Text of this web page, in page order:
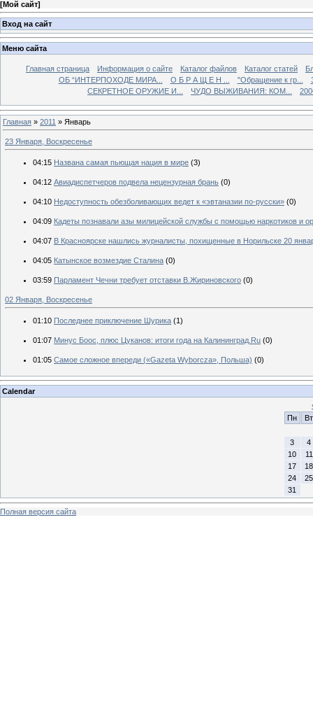
[Мой сайт]
Вход на сайт
Меню сайта
Главная страница Информация о сайте Каталог файлов Каталог статей
ОБ “ИНТЕРПОХОДЕ МИРА...
О Б Р А Щ Е Н ... "Обращение к гр...
СЕКРЕТНОЕ ОРУЖИЕ И...
ЧУДО ВЫЖИВАНИЯ: КОМ...
Главная » 2011 » Январь
23 Января, Воскресенье
04:15 Названа самая пьющая нация в мире (3)
04:12 Авиадиспетчеров подвела нецензурная брань (0)
04:10 Недоступность обезболивающих ведет к «эвтаназии по-русски» (0)
04:09 Кадеты познавали азы милицейской службы с помощью наркотиков и
04:07 В Красноярске нашлись журналисты, похищенные в Норильске 20
04:05 Катынское возмездие Сталина (0)
03:59 Парламент Чечни требует отставки В.Жириновского (0)
02 Января, Воскресенье
01:10 Последнее приключение Шурика (1)
01:07 Минус Боос, плюс Цуканов: итоги года на Калининград.Ru (0)
01:05 Самое сложное впереди («Gazeta Wyborcza», Польша) (0)
Calendar
Пн
Вт
3
4
10
11
17
18
24
25
31
Полная версия сайта